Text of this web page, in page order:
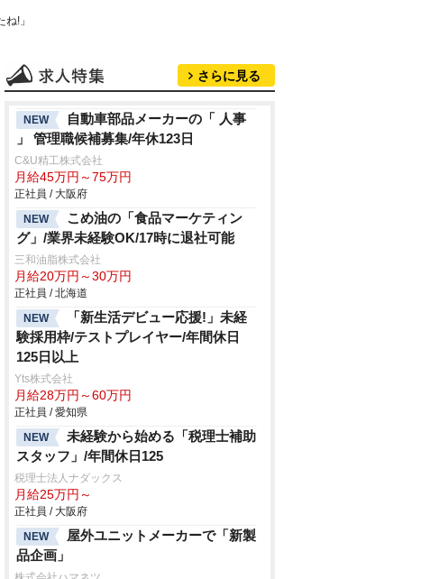
!」
さらに見る
NEW
自動車部品メーカーの「 人事
」 管理職候補募集/年休123日
C&U精工株式会社
月給45万円～75万円
正社員 / 大阪府
NEW
こめ油の「食品マーケティン
グ」/業界未経験OK/17時に退社可能
三和油脂株式会社
月給20万円～30万円
正社員 / 北海道
NEW
「新生活デビュー応援!」未経
験採用枠/テストプレイヤー/年間休日
125日以上
Yts株式会社
月給28万円～60万円
正社員 / 愛知県
NEW
未経験から始める「税理士補助
スタッフ」/年間休日125
税理士法人ナダックス
月給25万円～
正社員 / 大阪府
NEW
屋外ユニットメーカーで「新製
品企画」